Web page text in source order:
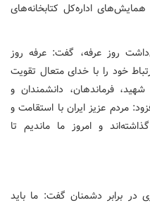
۱۴۰۵ در سالن همایش‌های اداره‌کل کتابخانه‌های
روز عرفه، گفت: عرفه روز
خود را با خدای متعال تقویت
فرماندهان، دانشمندان و
مردم عزیز ایران با استقامت و
و امروز ما ماندیم تا
در برابر دشمنان گفت: ما باید